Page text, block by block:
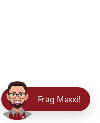
Frag Maxxi!